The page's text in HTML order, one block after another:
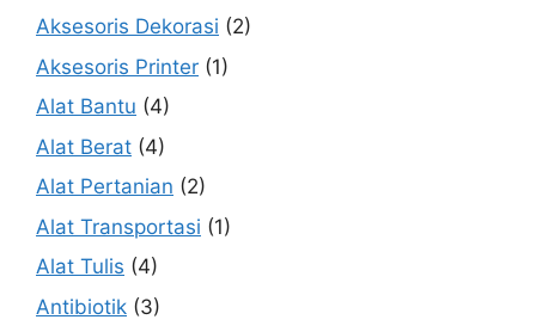
Aksesoris Dekorasi (2)
Aksesoris Printer (1)
Alat Bantu (4)
Alat Berat (4)
Alat Pertanian (2)
Alat Transportasi (1)
Alat Tulis (4)
Antibiotik (3)